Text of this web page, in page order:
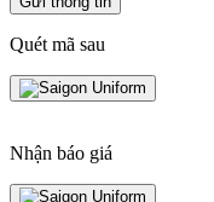
Quét mã sau
Nhận báo giá